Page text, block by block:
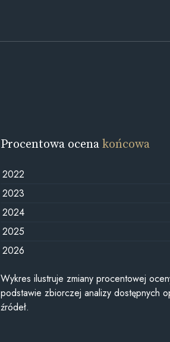
Procentowa ocenakońcowa
2022
2023
2024
2025
2026
Wykres ilustruje zmiany procentowej
podstawie zbiorczej analizy dostępnych
źródeł.